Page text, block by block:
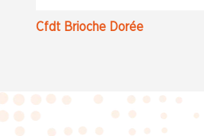
Cfdt Brioche Dorée